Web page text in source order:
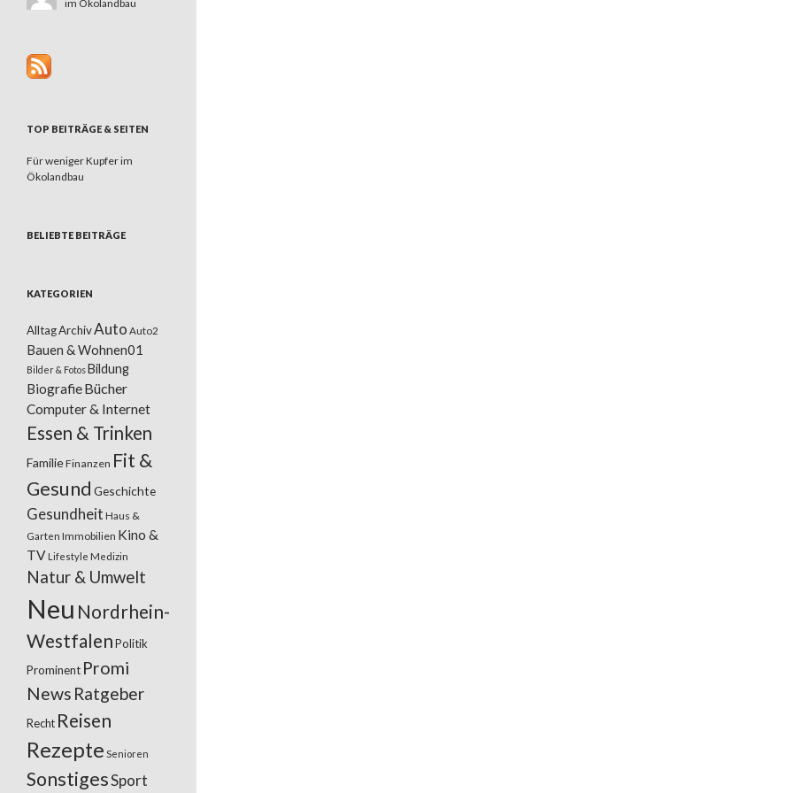
im Ökolandbau
TOP BEITRÄGE & SEITEN
Für weniger Kupfer im
Ökolandbau
BELIEBTE BEITRÄGE
KATEGORIEN
AlltagArchivAuto Auto2
Bauen & Wohnen01
Bilder & FotosBildung
BiografieBücher
Computer & Internet
Essen & Trinken
FamilieFinanzen Fit &
Gesund Geschichte
Gesundheit Haus &
Garten Immobilien Kino &
TV Lifestyle Medizin
Natur & Umwelt
Neu Nordrhein-
WestfalenPolitik
Prominent Promi
News Ratgeber
Recht Reisen
Rezepte Senioren
SonstigesSport